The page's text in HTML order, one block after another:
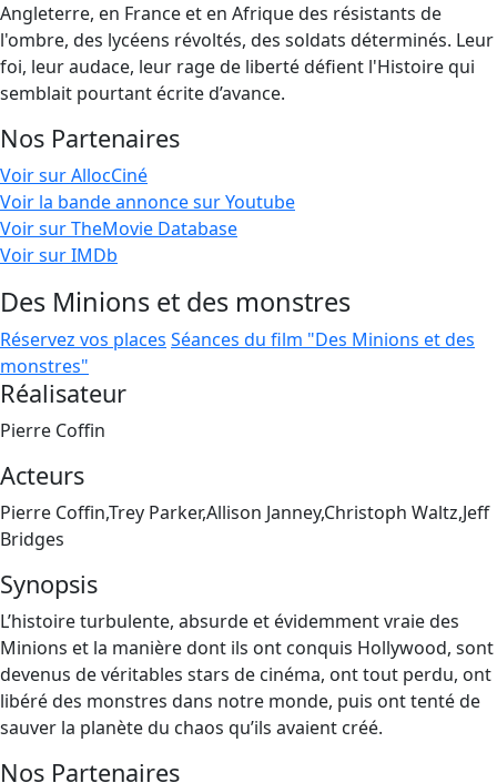
Angleterre, en France et en Afrique des résistants de
l'ombre, des lycéens révoltés, des soldats déterminés. Leur
foi, leur audace, leur rage de liberté défient l'Histoire qui
semblait pourtant écrite d’avance.
Nos Partenaires
Voir sur AllocCiné
Voir la bande annonce sur Youtube
Voir sur TheMovie Database
Voir sur IMDb
Des Minions et des monstres
Réservez vos places Séances du film "Des Minions et des
monstres"
Réalisateur
Pierre Coffin
Acteurs
Pierre Coffin,Trey Parker,Allison Janney,Christoph Waltz,Jeff
Bridges
Synopsis
L’histoire turbulente, absurde et évidemment vraie des
Minions et la manière dont ils ont conquis Hollywood, sont
devenus de véritables stars de cinéma, ont tout perdu, ont
libéré des monstres dans notre monde, puis ont tenté de
sauver la planète du chaos qu’ils avaient créé.
Nos Partenaires